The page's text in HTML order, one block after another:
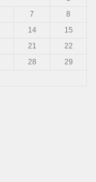
7
8
14
15
21
22
28
29